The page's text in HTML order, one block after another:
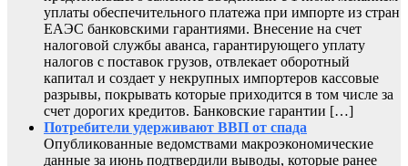
уплаты обеспечительного платежа при импорте из стран
ЕАЭС банковскими гарантиями. Внесение на счет
налоговой службы аванса, гарантирующего уплату
налогов с поставок грузов, отвлекает оборотный
капитал и создает у некрупных импортеров кассовые
разрывы, покрывать которые приходится в том числе за
счет дорогих кредитов. Банковские гарантии […]
Потребители удерживают ВВП от спада
Опубликованные ведомствами макроэкономические
данные за июнь подтвердили выводы, которые ранее